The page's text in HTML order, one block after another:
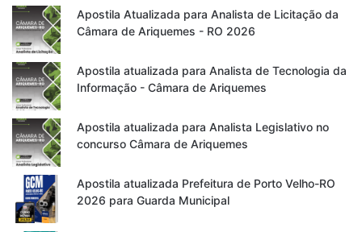
Apostila Atualizada para Analista de Licitação da
Câmara de Ariquemes - RO 2026
Apostila atualizada para Analista de Tecnologia da
Informação - Câmara de Ariquemes
Apostila atualizada para Analista Legislativo no
concurso Câmara de Ariquemes
Apostila atualizada Prefeitura de Porto Velho-RO
2026 para Guarda Municipal